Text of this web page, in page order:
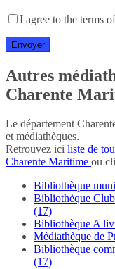
I agree to the terms
Autres
Charente
Le département
et médiathèques.
Retrouvez ici liste de
Charente Maritime ou
Bibliothèque
Bibliothèque
(17)
Bibliothèque A
Médiathèque de
Bibliothèque
(17)